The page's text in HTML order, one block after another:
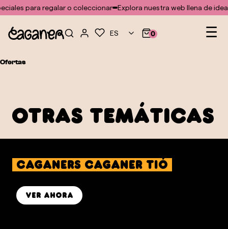
No se ha encontrado ninguna plantilla para el módulo doofinder
para regalar o coleccionar Explora nuestra web llena de
☰
ES 0
Ofertas
otras temáticas
caganers Caganer Tió
ver ahora